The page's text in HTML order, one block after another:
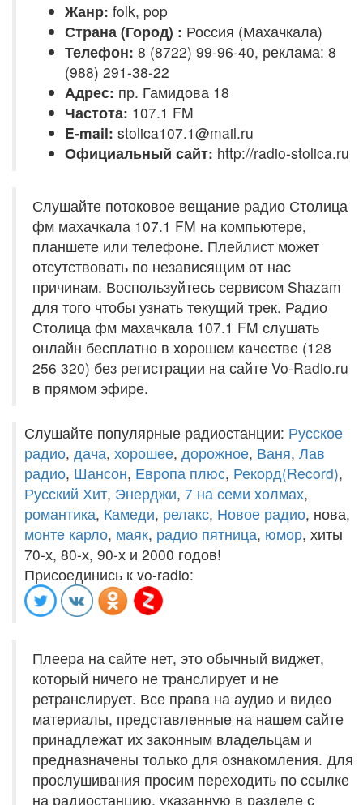
Жанр: folk, pop
Страна (Город) : Россия (Махачкала)
Телефон: 8 (8722) 99-96-40, реклама: 8
(988) 291-38-22
Адрес: пр. Гамидова 18
Частота: 107.1 FM
E-mail: stolica107.1@mail.ru
Официальный сайт: http://radio-stolica.ru
Слушайте потоковое вещание радио Столица
фм махачкала 107.1 FM на компьютере,
планшете или телефоне. Плейлист может
отсутствовать по независящим от нас
причинам. Воспользуйтесь сервисом Shazam
для того чтобы узнать текущий трек. Радио
Столица фм махачкала 107.1 FM слушать
онлайн бесплатно в хорошем качестве (128
256 320) без регистрации на сайте Vo-Radio.ru
в прямом эфире.
Слушайте популярные радиостанции: Русское
радио, дача, хорошее, дорожное, Ваня, Лав
радио, Шансон, Европа плюс, Рекорд(Record),
Русский Хит, Энерджи, 7 на семи холмах,
романтика, Камеди, релакс, Новое радио, нова,
монте карло, маяк, радио пятница, юмор, хиты
70-х, 80-х, 90-х и 2000 годов!
Присоединись к vo-radio:
Плеера на сайте нет, это обычный виджет,
который ничего не транслирует и не
ретранслирует. Все права на аудио и видео
материалы, представленные на нашем сайте
принадлежат их законным владельцам и
предназначены только для ознакомления. Для
прослушивания просим переходить по ссылке
на радиостанцию, указанную в разделе с